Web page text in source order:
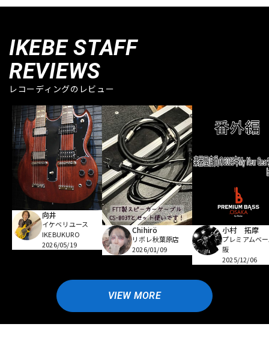
IKEBE STAFF
REVIEWS
レコーディングのレビュー
向井
イケベリユース
IKEBUKURO
2026/05/19
Chihirö
リボレ秋葉原店
2026/01/09
小村 拓摩
プレミアムベ
阪
2025/12/06
VIEW MORE